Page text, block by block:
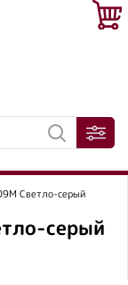
Светло-серый
серый